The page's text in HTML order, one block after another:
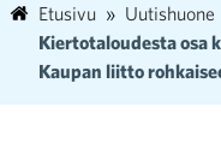
Etusivu Uutishuone
Kiertotaloudesta osa
Kaupan liitto